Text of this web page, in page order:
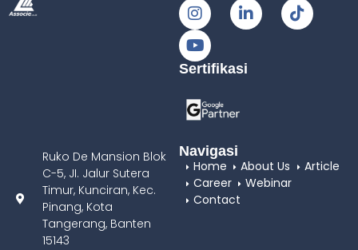
Ruko De Mansion Blok
C-5, JI. Jalur Sutera
Timur, Kunciran, Kec.
Pinang, Kota
Tangerang, Banten
15143
Sertifikasi
Navigasi
Home
About Us
Article
Career
Webinar
Contact